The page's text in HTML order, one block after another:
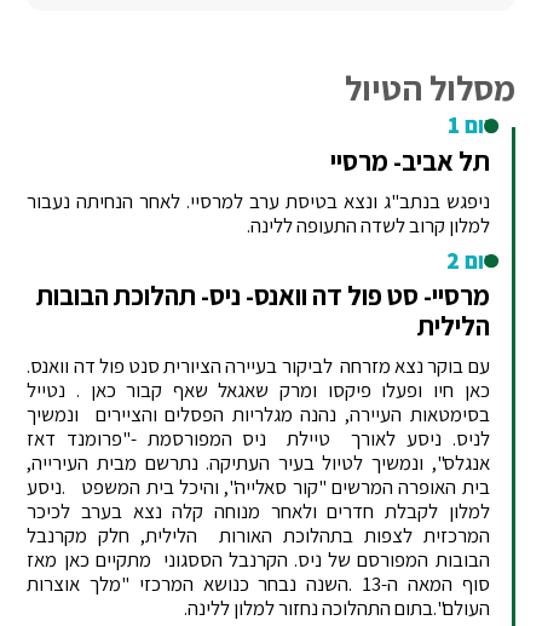
מסלול הטיול
יום 1
תל אביב- מרסיי
ניפגש בנתב"ג ונצא בטיסת ערב למרסיי. לאחר הנחיתה נעבור
למלון קרוב לשדה התעופה ללינה.
יום 2
מרסיי- סט פול דה וואנס- ניס- תהלוכת הבובות
הלילית
עם בוקר נצא מזרחה לביקור בעיירה הציורית סנט פול דה וואנס.
כאן חיו ופעלו פיקסו ומרק שאגאל שאף קבור כאן . נטייל
בסימטאות העיירה, נהנה מגלריות הפסלים והציירים ונמשיך
לניס. ניסע לאורך טיילת ניס המפורסמת -"פרומנד דאז
אנגלס", ונמשיך לטיול בעיר העתיקה. נתרשם מבית העירייה,
בית האופרה המרשים "קור סאלייה", והיכל בית המשפט .ניסע
למלון לקבלת חדרים ולאחר מנוחה קלה נצא בערב לכיכר
המרכזית לצפות בתהלוכת האורות הלילית, חלק מקרנבל
הבובות המפורסם של ניס. הקרנבל הססגוני מתקיים כאן מאז
סוף המאה ה-13 .השנה נבחר כנושא המרכזי "מלך אוצרות
העולם".בתום התהלוכה נחזור למלון ללינה.